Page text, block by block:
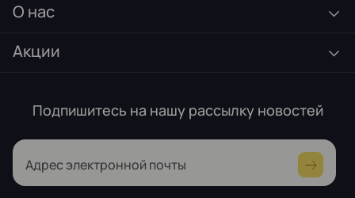
О нас
Акции
Подпишитесь на нашу рассылку новостей
Адрес электронной почты